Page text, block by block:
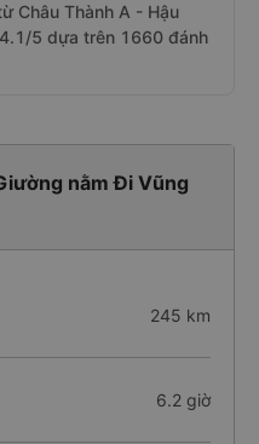
Châu Thành A - Hậu
5 dựa trên 1660 đánh
nằm Đi Vũng
245 km
6.2 giờ